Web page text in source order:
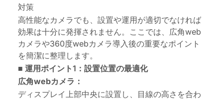
対策
高性能なカメラでも、設置や運用が適切でなければ
効果は十分に発揮されません。ここでは、広角web
カメラや360度webカメラ導入後の重要なポイント
を簡潔に整理します。
■ 運用ポイント1：設置位置の最適化
広角webカメラ：
ディスプレイ上部中央に設置し、目線の高さを合わ